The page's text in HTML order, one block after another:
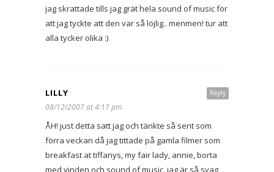
jag skrattade tills jag grät hela sound of music för
att jag tyckte att den var så löjlig.. menmen! tur att
alla tycker olika :)
Reply
LILLY
08/12/2007 at 4:17 pm
ÅH! just detta satt jag och tänkte så sent som
förra veckan då jag tittade på gamla filmer som
breakfast at tiffanys, my fair lady, annie, borta
med vinden och sound of music. jag är så svag